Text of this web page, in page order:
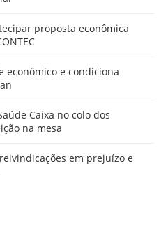
proposta econômica
econômico e condiciona
Caixa no colo dos
na mesa
em prejuízo e